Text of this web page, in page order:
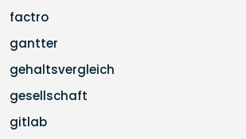
factro
gantter
gehaltsvergleich
gesellschaft
gitlab